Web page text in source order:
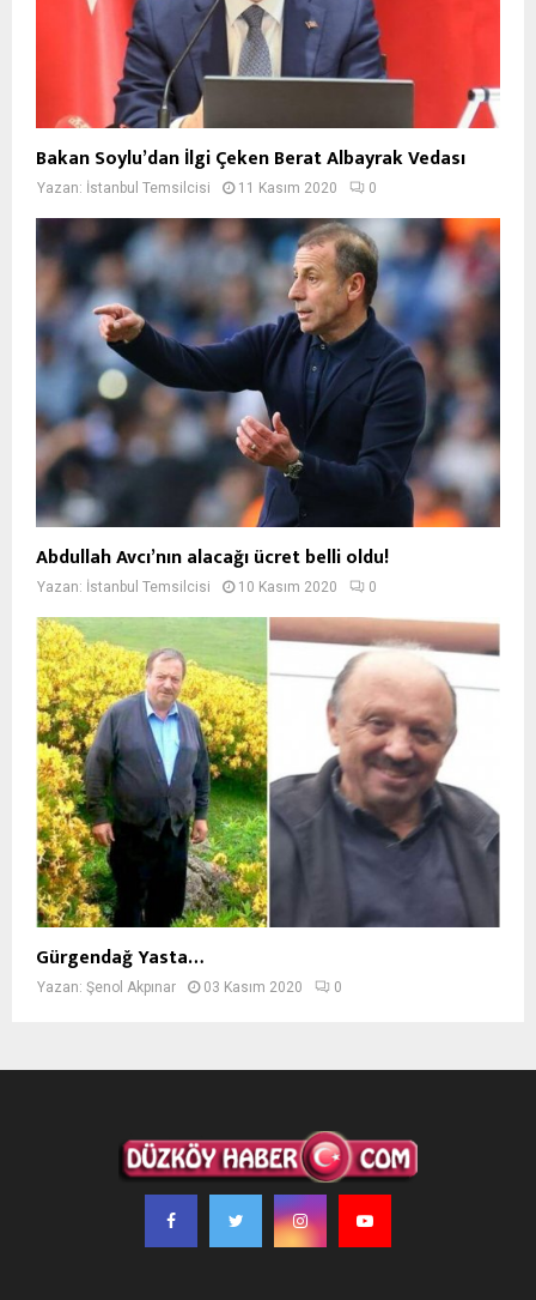
Bakan Soylu’dan İlgi Çeken Berat Albayrak Vedası
Yazan: İstanbul Temsilcisi 11 Kasım 2020 0
Abdullah Avcı’nın alacağı ücret belli oldu!
Yazan: İstanbul Temsilcisi 10 Kasım 2020 0
Gürgendağ Yasta…
Yazan: Şenol Akpınar 03 Kasım 2020 0